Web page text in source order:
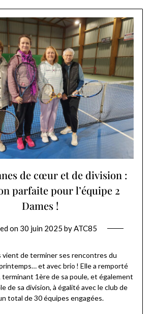
de cœur et de division :
parfaite pour l’équipe 2
Dames !
on 30 juin 2025 byATC85
vient de terminer ses rencontres du
et avec brio ! Elle a remporté
1ère de sa poule, et également
de sa division, à égalité avec le club de
total de 30 équipes engagées.